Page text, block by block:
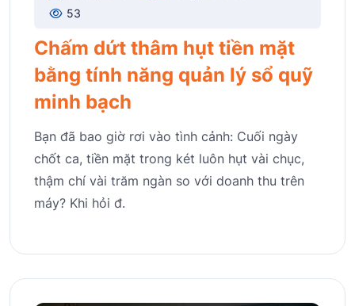
53
Chấm dứt thâm hụt tiền mặt
bằng tính năng quản lý sổ quỹ
minh bạch
Bạn đã bao giờ rơi vào tình cảnh: Cuối ngày
chốt ca, tiền mặt trong két luôn hụt vài chục,
thậm chí vài trăm ngàn so với doanh thu trên
máy? Khi hỏi đ.